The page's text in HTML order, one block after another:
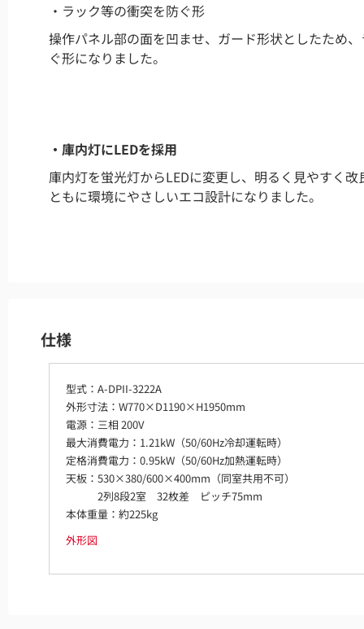
・ラック等の衝突を防ぐ形
操作パネル部の面を凹ませ、ガード形状としたため
ぐ形になりました。
・庫内灯にLEDを採用
庫内灯を蛍光灯からLEDに変更し、明るく見やすく
ともに環境にやさしいエコ設計になりました。
仕様
型式：A-DPII-3222A
外形寸法：W770×D1190×H1950mm
電源：三相 200V
最大消費電力：1.21kW（50/60Hz冷却運転時）
定格消費電力：0.95kW（50/60Hz加熱運転時）
天板：530×380/600×400mm（同室共用不可）
2列8段2室 32枚差 ピッチ75mm
本体重量：約225kg
外形図